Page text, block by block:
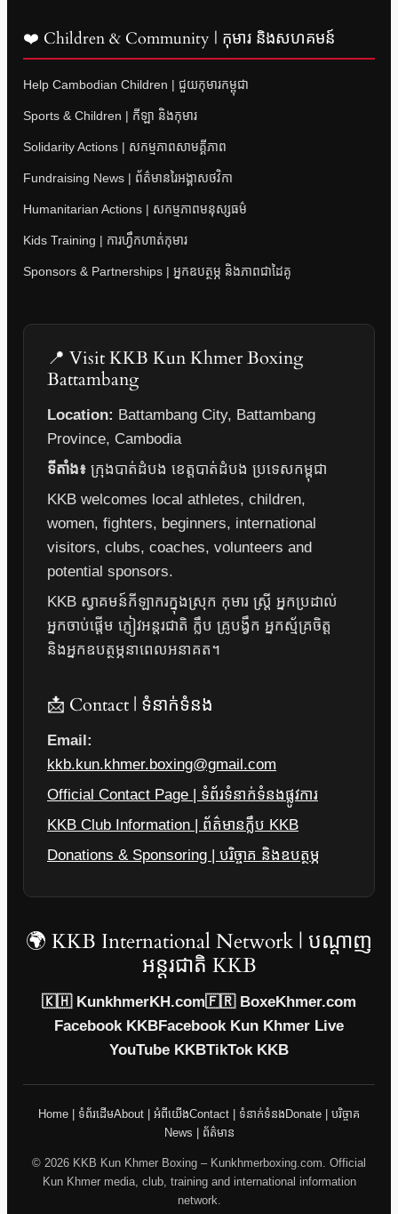
❤️ Children & Community | កុមារ និងសហគមន៍
Help Cambodian Children | ជួយកុមារកម្ពុជា
Sports & Children | កីឡា និងកុមារ
Solidarity Actions | សកម្មភាពសាមគ្គីភាព
Fundraising News | ព័ត៌មានរៃអង្គាសថវិកា
Humanitarian Actions | សកម្មភាពមនុស្សធម៌
Kids Training | ការហ្វឹកហាត់កុមារ
Sponsors & Partnerships | អ្នកឧបត្ថម្ភ និងភាពជាដៃគូ
📍 Visit KKB Kun Khmer Boxing
Battambang
Location: Battambang City, Battambang
Province, Cambodia
ទីតាំង៖ ក្រុងបាត់ដំបង ខេត្តបាត់ដំបង ប្រទេសកម្ពុជា
KKB welcomes local athletes, children,
women, fighters, beginners, international
visitors, clubs, coaches, volunteers and
potential sponsors.
KKB ស្វាគមន៍កីឡាករក្នុងស្រុក កុមារ ស្ត្រី អ្នកប្រដាល់
អ្នកចាប់ផ្តើម ភ្ញៀវអន្តរជាតិ ក្លឹប គ្រូបង្វឹក អ្នកស្ម័គ្រចិត្ត
និងអ្នកឧបត្ថម្ភនាពេលអនាគត។
📩 Contact | ទំនាក់ទំនង
Email:
kkb.kun.khmer.boxing@gmail.com
Official Contact Page | ទំព័រទំនាក់ទំនងផ្លូវការ
KKB Club Information | ព័ត៌មានក្លឹប KKB
Donations & Sponsoring | បរិច្ចាគ និងឧបត្ថម្ភ
🌍 KKB International Network | បណ្តាញ
អន្តរជាតិ KKB
🇰🇭 KunkhmerKH.com🇫🇷 BoxeKhmer.com
Facebook KKBFacebook Kun Khmer Live
YouTube KKBTikTok KKB
Home | ទំព័រដើមAbout | អំពីយើងContact | ទំនាក់ទំនង Donate | បរិច្ចាគ
News | ព័ត៌មាន
© 2026 KKB Kun Khmer Boxing – Kunkhmerboxing.com. Official
Kun Khmer media, club, training and international information
network.